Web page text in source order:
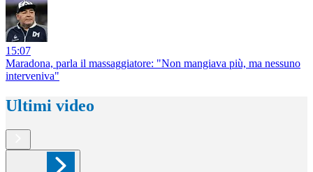
15:07
Maradona, parla il massaggiatore: "Non mangiava più, ma nessuno
interveniva"
Ultimi video